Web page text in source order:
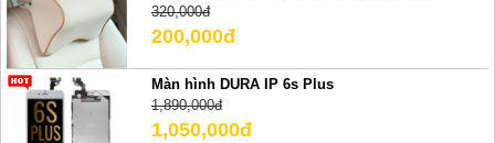
320,000đ
200,000đ
Màn hình DURA IP 6s Plus
1,890,000đ
1,050,000đ